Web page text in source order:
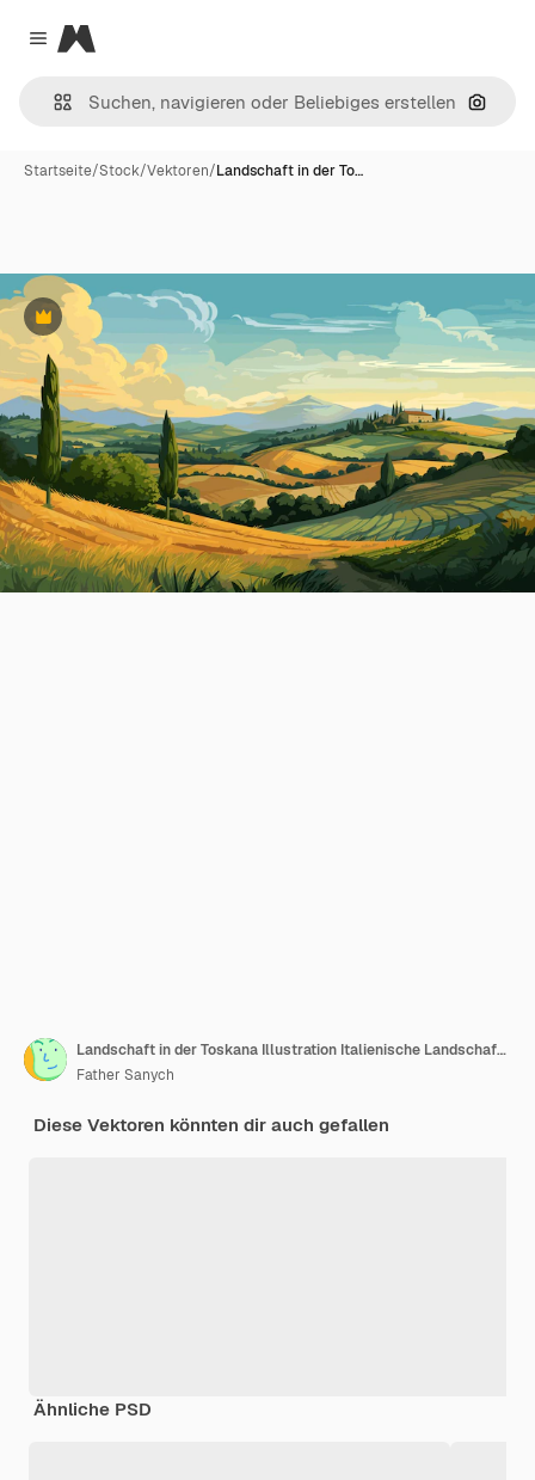
Close menu
Magnific
Nach
Startseite/Stock/Vektoren/Landschaft in der To…
Premium
Landschaft in der Toskana Illustration Italienische Landschaften Panoramaland Ackerland Vektorillustration
Father Sanych
Diese Vektoren könnten dir auch gefallen
Ähnliche PSD